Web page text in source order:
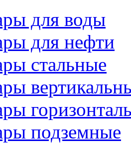
для воды
для нефти
стальные
подземные